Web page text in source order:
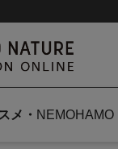
メ NEMOHAMO